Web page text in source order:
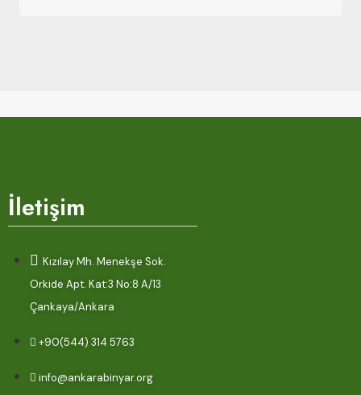
İletişim
Kızılay Mh. Menekşe Sok.
Orkide Apt. Kat:3 No:8 A/13
Çankaya/Ankara
+90(544) 314 5763
info@ankarabinyar.org